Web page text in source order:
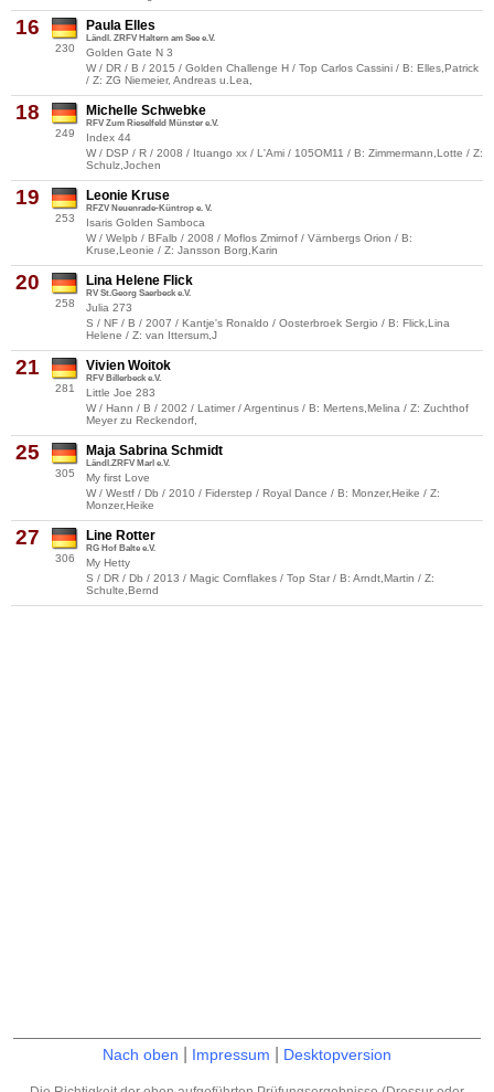
16
230
Paula Elles
Ländl. ZRFV Haltern am See e.V.
Golden Gate N 3
W / DR / B / 2015 / Golden Challenge H / Top Carlos Cassini / B: Elles,Patrick
/ Z: ZG Niemeier, Andreas u.Lea,
18
249
Michelle Schwebke
RFV Zum Rieselfeld Münster e.V.
Index 44
W / DSP / R / 2008 / Ituango xx / L'Ami / 105OM11 / B: Zimmermann,Lotte / Z:
Schulz,Jochen
19
253
Leonie Kruse
RFZV Neuenrade-Küntrop e. V.
Isaris Golden Samboca
W / Welpb / BFalb / 2008 / Moflos Zmirnof / Värnbergs Orion / B:
Kruse,Leonie / Z: Jansson Borg,Karin
20
258
Lina Helene Flick
RV St.Georg Saerbeck e.V.
Julia 273
S / NF / B / 2007 / Kantje's Ronaldo / Oosterbroek Sergio / B: Flick,Lina
Helene / Z: van Ittersum,J
21
281
Vivien Woitok
RFV Billerbeck e.V.
Little Joe 283
W / Hann / B / 2002 / Latimer / Argentinus / B: Mertens,Melina / Z: Zuchthof
Meyer zu Reckendorf,
25
305
Maja Sabrina Schmidt
Ländl.ZRFV Marl e.V.
My first Love
W / Westf / Db / 2010 / Fiderstep / Royal Dance / B: Monzer,Heike / Z:
Monzer,Heike
27
306
Line Rotter
RG Hof Balte e.V.
My Hetty
S / DR / Db / 2013 / Magic Cornflakes / Top Star / B: Arndt,Martin / Z:
Schulte,Bernd
Nach oben Impressum Desktopversion